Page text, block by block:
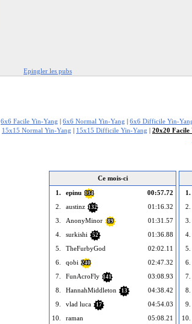
Epingler les pubs
6x6 Facile Yin-Yang | 6x6 Normal Yin-Yang | 6x6 Difficile Yin-
15x15 Normal Yin-Yang | 15x15 Difficile Yin-Yang | 20x20 Facile
Ce mois-ci
1.
epinu 134
00:57.72
2.
austinz 132
01:16.32
3.
AnonyMinor 89
01:31.57
4.
surkishi 52
01:36.88
5.
TheFurbyGod
02:02.11
6.
qobi 240
02:47.32
7.
FunAcroFly 141
03:08.93
8.
HannahMiddleton 13
04:38.42
9.
vlad luca 17
04:54.03
10.
raman 05:08.21
1.
2.
3.
4.
5.
6.
7.
8.
9.
10.